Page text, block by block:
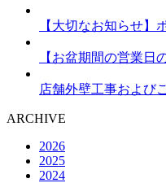
【大切なお知らせ】
【お盆期間の営業日
店舗外壁工事および
ARCHIVE
2026
2025
2024